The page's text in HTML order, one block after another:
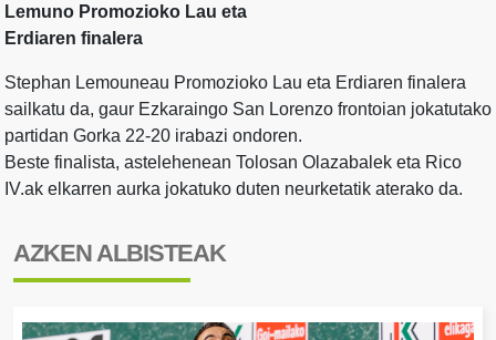
Lemuno Promozioko Lau eta
Erdiaren finalera
Stephan Lemouneau Promozioko Lau eta Erdiaren finalera
sailkatu da, gaur Ezkaraingo San Lorenzo frontoian jokatutako
partidan Gorka 22-20 irabazi ondoren.
Beste finalista, astelehenean Tolosan Olazabalek eta Rico
IV.ak elkarren aurka jokatuko duten neurketatik aterako da.
AZKEN ALBISTEAK